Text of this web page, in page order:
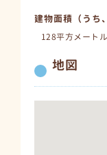
建物面積（うち
128平方メート
地図